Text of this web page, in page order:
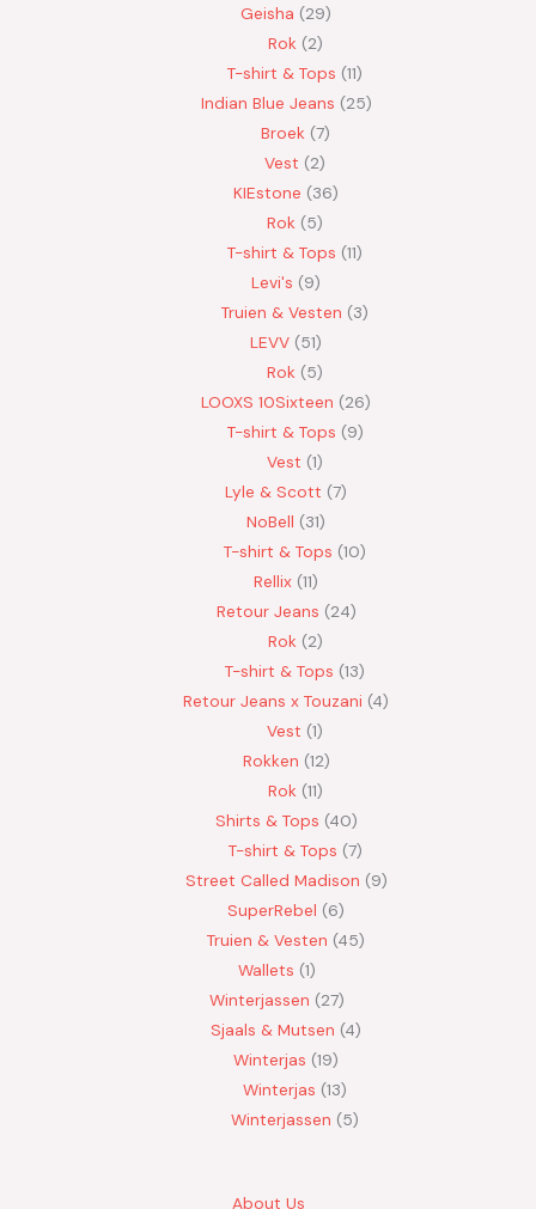
Geisha
29
Rok 2
T-shirt & Tops 11
Indian Blue Jeans 25
Broek 7
Vest
2
KIEstone
36
Rok 5
T-shirt & Tops 11
Levi's
9
Truien & Vesten
3
LEVV 51
Rok 5
LOOXS 10Sixteen
26
T-shirt & Tops 9
Vest 1
Lyle & Scott 7
NoBell
31
T-shirt & Tops 10
Rellix 11
Retour Jeans 24
Rok 2
T-shirt & Tops 13
Retour Jeans x Touzani 4
Vest 1
Rokken 12
Rok 11
Shirts & Tops 40
T-shirt & Tops 7
Street Called Madison 9
SuperRebel
6
Truien & Vesten 45
Wallets 1
Winterjassen
27
Sjaals & Mutsen 4
Winterjas 19
Winterjas 13
Winterjassen
5
About Us